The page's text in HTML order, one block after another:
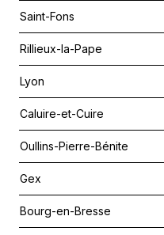
Saint-Fons
Rillieux-la-Pape
Lyon
Caluire-et-Cuire
Oullins-Pierre-Bénite
Gex
Bourg-en-Bresse